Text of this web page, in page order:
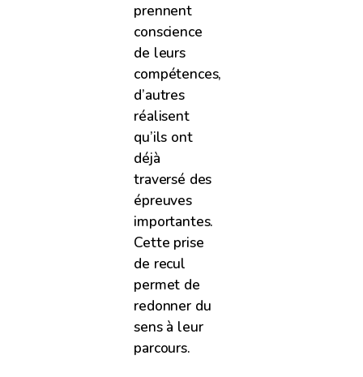
prennent
conscience
de leurs
compétences,
d’autres
réalisent
qu’ils ont
déjà
traversé des
épreuves
importantes.
Cette prise
de recul
permet de
redonner du
sens à leur
parcours.